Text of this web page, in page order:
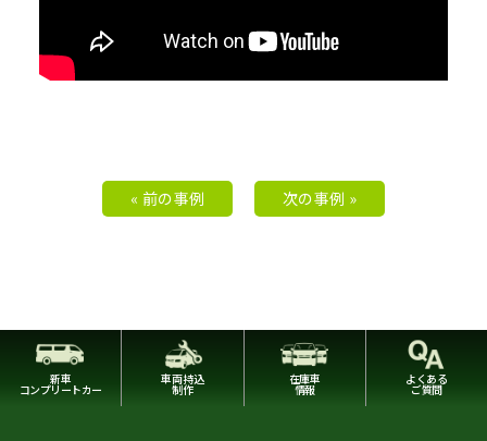
« 前の事例 次の事例 »
新車
コンプリートカー
車両持込
制作
在庫車
情報
よくある
ご質問